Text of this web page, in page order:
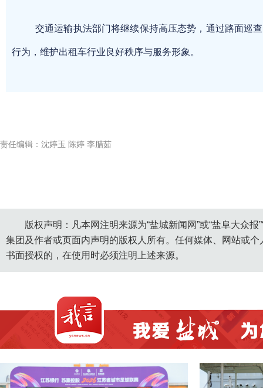
交通运输执法部门将继续保持高压态势，通过路面巡
行为，维护出租车行业良好秩序与服务形象。
责任编辑：沈婷玉 陈婷 李腊茹
版权声明：凡本网注明来源为“盐城新闻网”或“盐阜大众
集团及作者或页面内声明的版权人所有。任何媒体、网站或
书面授权的，在使用时必须注明上述来源。